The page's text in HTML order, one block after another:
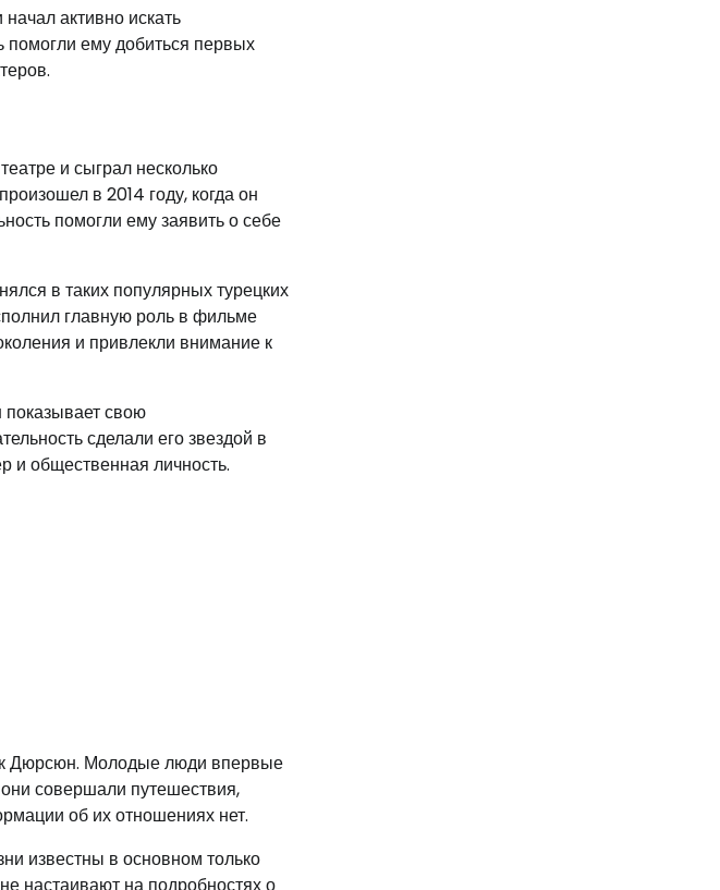
активно искать
помогли ему добиться первых
и сыграл несколько
в 2014 году, когда он
помогли ему заявить о себе
в таких популярных турецких
главную роль в фильме
и привлекли внимание к
показывает свою
сделали его звездой в
и общественная личность.
Дюрсюн. Молодые люди впервые
совершали путешествия,
об их отношениях нет.
известны в основном только